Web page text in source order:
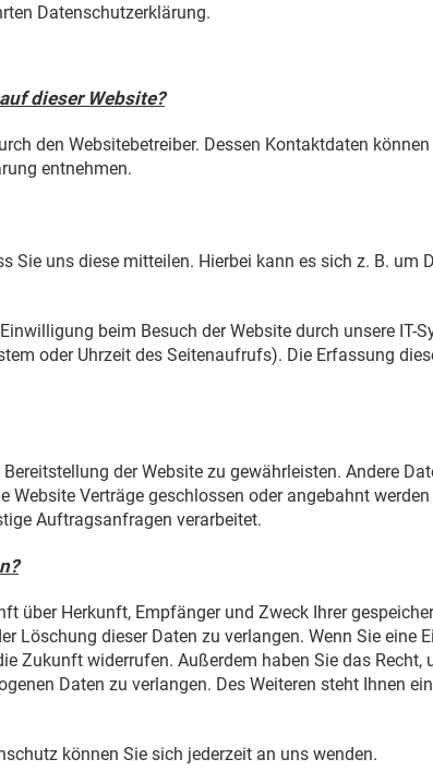
Datenschutzerklärung.
dieser Website?
den Websitebetreiber. Dessen Kontaktdaten
entnehmen.
Sie uns diese mitteilen. Hierbei kann es sich z. B. um
beim Besuch der Website durch unsere IT-
oder Uhrzeit des Seitenaufrufs). Die Erfassung
der Website zu gewährleisten. Andere
Website Verträge geschlossen oder angebahnt
Auftragsanfragen verarbeitet.
über Herkunft, Empfänger und Zweck Ihrer
Löschung dieser Daten zu verlangen. Wenn Sie eine
Zukunft widerrufen. Außerdem haben Sie das
Daten zu verlangen. Des Weiteren steht Ihnen
können Sie sich jederzeit an uns wenden.